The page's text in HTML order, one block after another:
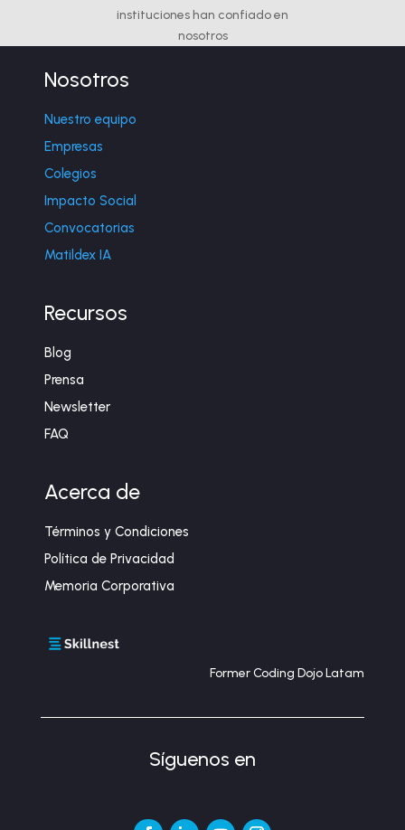
instituciones han confiado en
nosotros
Nosotros
Nuestro equipo
Empresas
Colegios
Impacto Social
Convocatorias
Matildex IA
Recursos
Blog
Prensa
Newsletter
FAQ
Acerca de
Términos y Condiciones
Política de Privacidad
Memoria Corporativa
Former Coding Dojo Latam
Síguenos en